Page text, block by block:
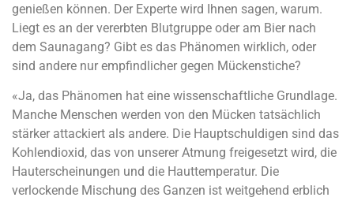
genießen können. Der Experte wird Ihnen sagen, warum.
Liegt es an der vererbten Blutgruppe oder am Bier nach
dem Saunagang? Gibt es das Phänomen wirklich, oder
sind andere nur empfindlicher gegen Mückenstiche?
«Ja, das Phänomen hat eine wissenschaftliche Grundlage.
Manche Menschen werden von den Mücken tatsächlich
stärker attackiert als andere. Die Hauptschuldigen sind das
Kohlendioxid, das von unserer Atmung freigesetzt wird, die
Hauterscheinungen und die Hauttemperatur. Die
verlockende Mischung des Ganzen ist weitgehend erblich